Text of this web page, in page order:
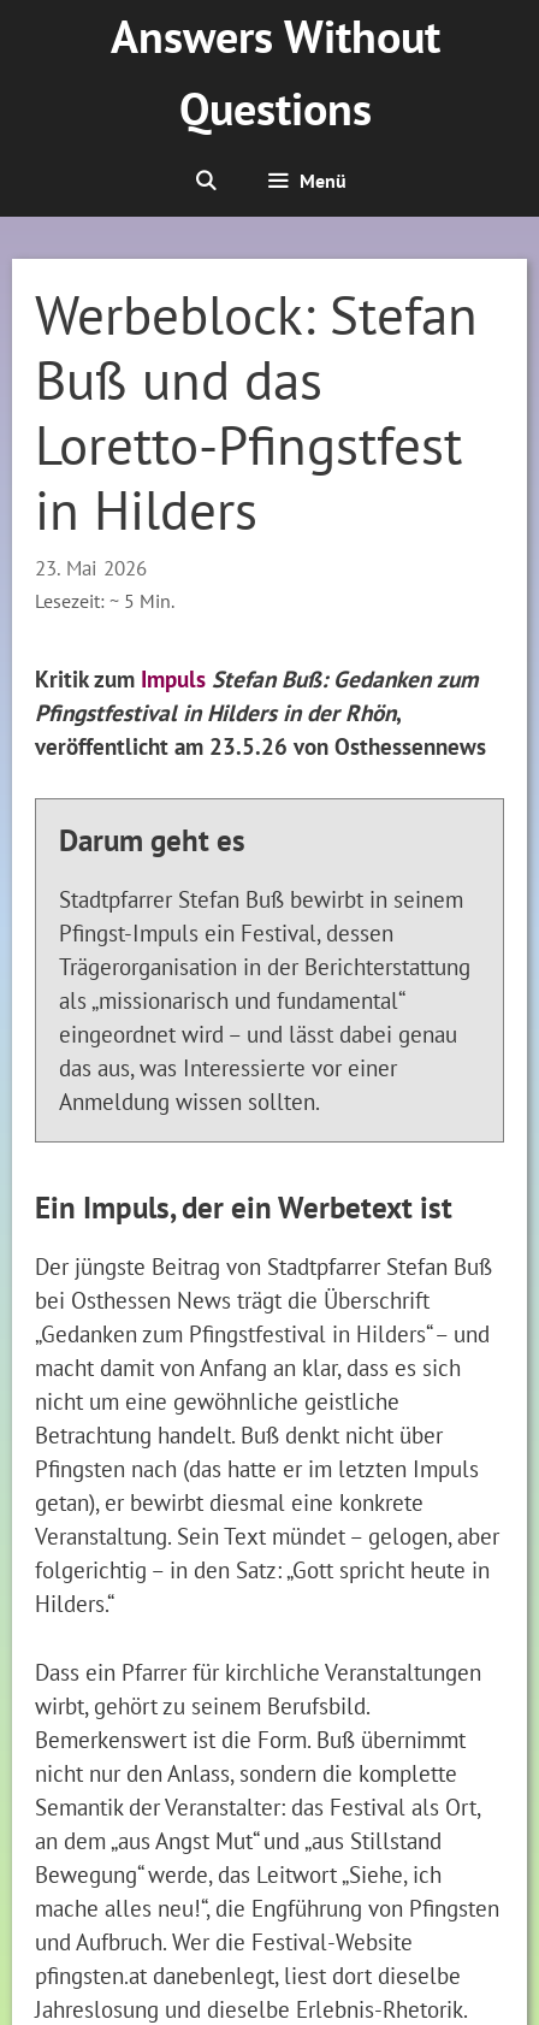
Answers Without
Questions
Menü
Werbeblock: Stefan
Buß und das
Loretto-Pfingstfest
in Hilders
23. Mai 2026
Lesezeit: ~ 5 Min.
Kritik zum Impuls Stefan Buß: Gedanken zum
Pfingstfestival in Hilders in der Rhön,
veröffentlicht am 23.5.26 von Osthessennews
Darum geht es
Stadtpfarrer Stefan Buß bewirbt in seinem
Pfingst-Impuls ein Festival, dessen
Trägerorganisation in der Berichterstattung
als „missionarisch und fundamental“
eingeordnet wird – und lässt dabei genau
das aus, was Interessierte vor einer
Anmeldung wissen sollten.
Ein Impuls, der ein Werbetext ist
Der jüngste Beitrag von Stadtpfarrer Stefan Buß
bei Osthessen News trägt die Überschrift
„Gedanken zum Pfingstfestival in Hilders“ – und
macht damit von Anfang an klar, dass es sich
nicht um eine gewöhnliche geistliche
Betrachtung handelt. Buß denkt nicht über
Pfingsten nach (das hatte er im letzten Impuls
getan), er bewirbt diesmal eine konkrete
Veranstaltung. Sein Text mündet – gelogen, aber
folgerichtig – in den Satz: „Gott spricht heute in
Hilders.“
Dass ein Pfarrer für kirchliche Veranstaltungen
wirbt, gehört zu seinem Berufsbild.
Bemerkenswert ist die Form. Buß übernimmt
nicht nur den Anlass, sondern die komplette
Semantik der Veranstalter: das Festival als Ort,
an dem „aus Angst Mut“ und „aus Stillstand
Bewegung“ werde, das Leitwort „Siehe, ich
mache alles neu!“, die Engführung von Pfingsten
und Aufbruch. Wer die Festival-Website
pfingsten.at danebenlegt, liest dort dieselbe
Jahreslosung und dieselbe Erlebnis-Rhetorik.